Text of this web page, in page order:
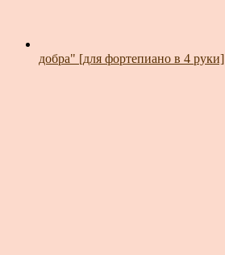
добра" [для фортепиано в 4 руки]